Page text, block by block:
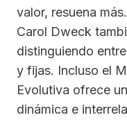
valor, resuena
Carol Dweck
distinguiendo
y fijas. Incluso el
Evolutiva ofrece
dinámica e